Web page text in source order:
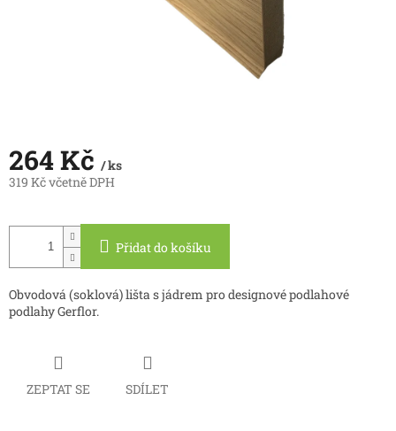
264 Kč / ks
319 Kč včetně DPH
cena:
Přidat do košíku
Obvodová (soklová) lišta s jádrem pro designové podlahové
podlahy Gerflor.
ZEPTAT SE SDÍLET